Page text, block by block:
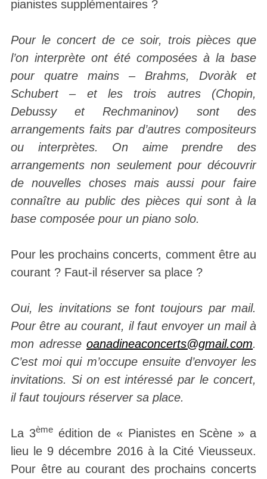
pianistes supplémentaires ?
Pour le concert de ce soir, trois pièces que
l’on interprète ont été composées à la base
pour quatre mains – Brahms, Dvoràk et
Schubert – et les trois autres (Chopin,
Debussy et Rechmaninov) sont des
arrangements faits par d’autres compositeurs
ou interprètes. On aime prendre des
arrangements non seulement pour découvrir
de nouvelles choses mais aussi pour faire
connaître au public des pièces qui sont à la
base composée pour un piano solo.
Pour les prochains concerts, comment être au
courant ? Faut-il réserver sa place ?
Oui, les invitations se font toujours par mail.
Pour être au courant, il faut envoyer un mail à
mon adresseoanadineaconcerts@gmail.com.
C’est moi qui m’occupe ensuite d’envoyer les
invitations. Si on est intéressé par le concert,
il faut toujours réserver sa place.
La 3èmeédition de « Pianistes en Scène » a
lieu le 9 décembre 2016 à la Cité Vieusseux.
Pour être au courant des prochains concerts